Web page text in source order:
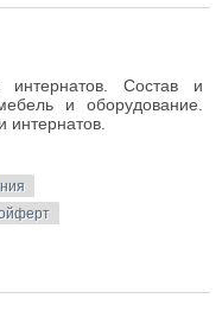
интернатов. Состав и
и оборудование.
интернатов.